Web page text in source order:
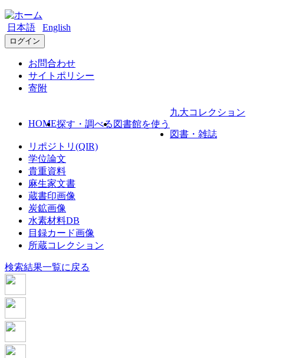
日本語 English
ログイン
お問合わせ
サイトポリシー
寄附
HOME探す・調べる 図書館を使う
九大コレクション
図書・雑誌
リポジトリ(QIR)
学位論文
貴重資料
麻生家文書
蔵書印画像
炭鉱画像
水素材料DB
目録カード画像
所蔵コレクション
検索結果一覧に戻る